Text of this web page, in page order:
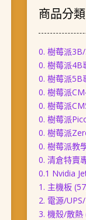
商品分類
0. 樹莓派
0. 樹莓派4B
0. 樹莓派5B
0. 樹莓派
0. 樹莓派
0. 樹莓派
0. 樹莓派
0. 樹莓派教
0. 清倉特賣
0.1 Nvidia
1. 主機板
2. 電源/
3. 機殼/散熱